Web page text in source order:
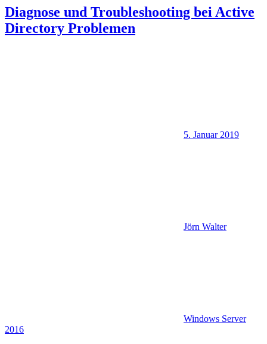
Diagnose und Troubleshooting bei Active
Directory Problemen
5. Januar 2019
Jörn Walter
Windows Server
2016